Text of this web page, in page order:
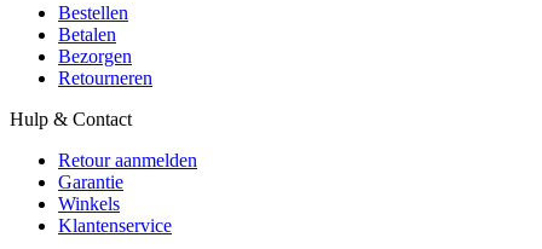
Bestellen
Betalen
Bezorgen
Retourneren
Hulp & Contact
Retour aanmelden
Garantie
Winkels
Klantenservice